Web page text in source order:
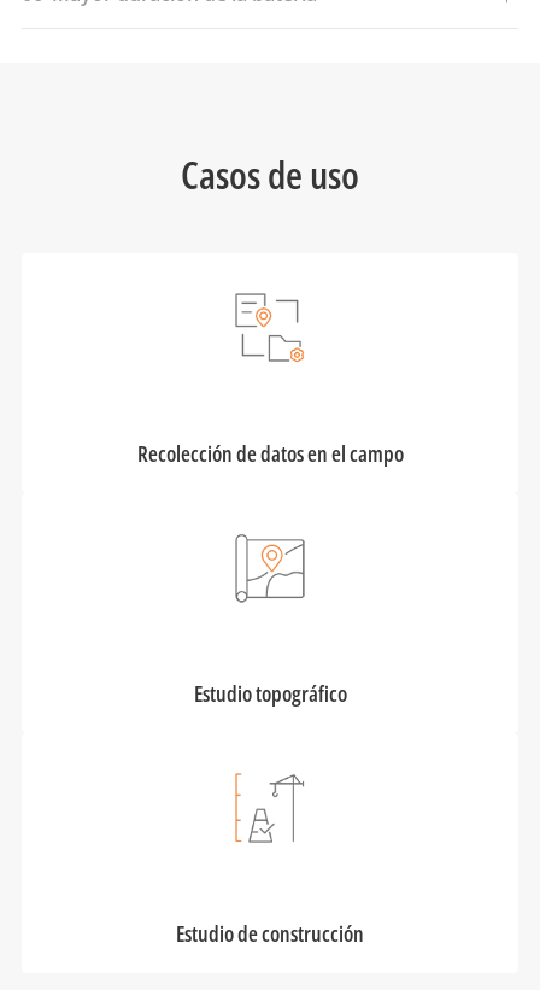
Casos de uso
Recolección de datos en el campo
Estudio topográfico
Estudio de construcción